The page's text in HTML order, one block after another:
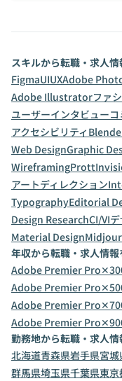
スキルから転職・求人情
FigmaUIUXAdobe
Adobe Illustratorファ
ユーザーインタビュー
アクセシビリティ
Web DesignGraphic
WireframingPrott
アートディレクション
TypographyEditorial
Design ResearchCI/VI
Material Design
年収から転職・求人情報
Adobe Premier
Adobe Premier
Adobe Premier
Adobe Premier
勤務地から転職・求人情
北海道青森県岩手県宮城
群馬県埼玉県千葉県東京